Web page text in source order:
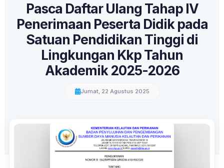
Pasca Daftar Ulang Tahap IV
Penerimaan Peserta Didik pada
Satuan Pendidikan Tinggi di
Lingkungan Kkp Tahun
Akademik 2025-2026
Jumat, 22 Agustus 2025